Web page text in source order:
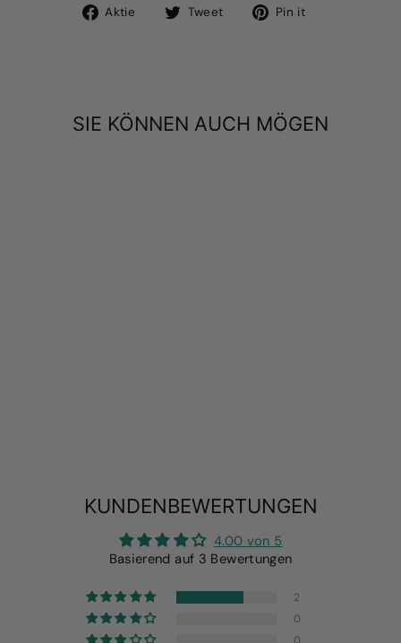
Aktie
Auf
Tweet
Tweet Pin it
SIE KÖNNEN AUCH MÖGEN
KUNDENBEWERTUNGEN
4.00 von 5
Basierend auf 3 Bewertungen
2
0
0